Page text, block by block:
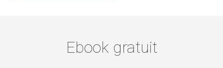
Ebook gratuit